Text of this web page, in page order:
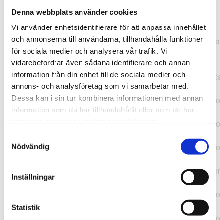
Denna webbplats använder cookies
Vi använder enhetsidentifierare för att anpassa innehållet
och annonserna till användarna, tillhandahålla funktioner
för sociala medier och analysera vår trafik. Vi
vidarebefordrar även sådana identifierare och annan
information från din enhet till de sociala medier och
annons- och analysföretag som vi samarbetar med.
Dessa kan i sin tur kombinera informationen med annan
information som du har tillhandahållit eller som de har
Nödvändig
Inställningar
Statistik
TypeError: "".concat(...).concat(...).replaceAll is not a
function at
https://webshop.pressbyran.se/_next/static/chunks/pages/
b1763451a2186f9e.js:1:11050 at Array.map
(<anonymous>) at K
(https://webshop.pressbyran.se/_next/static/chunks/pages/
b1763451a2186f9e.js:1:10836) at lk
(https://webshop.pressbyran.se/_next/static/chunks/
b241200379730ac0.js:1:129835) at i
(https://webshop.pressbyran.se/_next/static/chunks/
(https://webshop.pressbyran.se/_next/static/chunks/
https://webshop.pressbyran.se/_next/static/chunks/
b241200379730ac0.js:1:167872 at uI
(https://webshop.pressbyran.se/_next/static/chunks/
b241200379730ac0.js:1:167879) at uE
(https://webshop.pressbyran.se/_next/static/chunks/